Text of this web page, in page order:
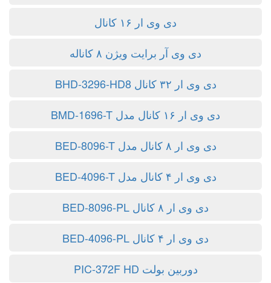
دی وی ار ۱۶ کانال
دی وی آر برایت ویژن ۸ کاناله
دی وی ار ۳۲ کانال BHD-3296-HD8
دی وی ار ۱۶ کانال مدل BMD-1696-T
دی وی ار ۸ کانال مدل BED-8096-T
دی وی ار ۴ کانال مدل BED-4096-T
دی وی ار ۸ کانال BED-8096-PL
دی وی ار ۴ کانال BED-4096-PL
دوربین بولت PIC-372F HD